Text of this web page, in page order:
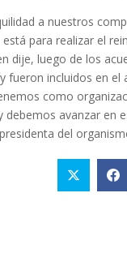
a nuestros
para realizar el
dije, luego de los
fueron incluidos en
como
debemos avanzar en
del